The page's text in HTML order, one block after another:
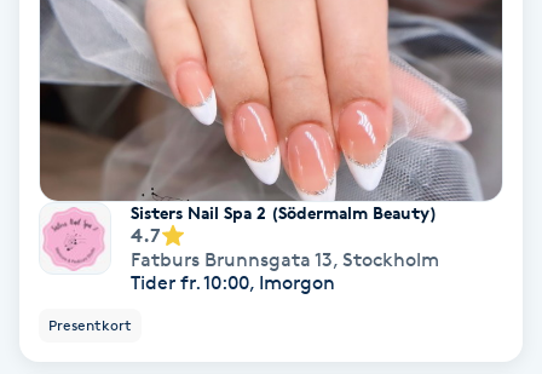
Gravidmassage
Gravidyoga
Gruppträning
Gua Sha-massage
Sisters Nail Spa 2 (Södermalm Beauty)
4.7
Fatburs Brunnsgata 13, Stockholm
Tider fr. 10:00, Imorgon
Presentkort